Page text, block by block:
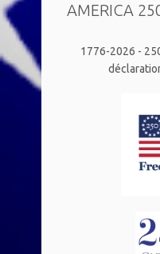
AMERICA
1776-2026 -